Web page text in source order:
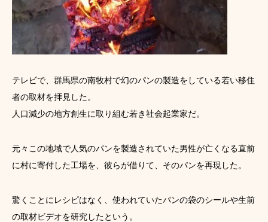
テレビで、群馬県の南牧村で幻のパンの製造をしている若い移住
者の取材を拝見した。
人口減少の地方創生に取り組む若き社会起業家だ。
元々この地域で人気のパンを製造されていた男性が亡くなる直前
に村に寄付した工場を、彼らが借りて、そのパンを再現した。
驚くことにレシピはなく、使われていたパンの袋のシールや生前
の取材ビデオを研究したという。